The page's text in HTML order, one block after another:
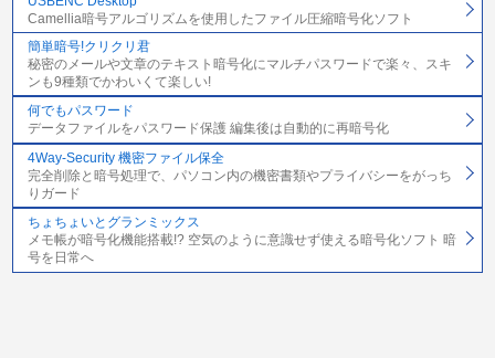
Camellia暗号アルゴリズムを使用したファイル圧縮暗号化ソフト
簡単暗号!クリクリ君
秘密のメールや文章のテキスト暗号化にマルチパスワードで楽々、スキ
ンも9種類でかわいくて楽しい!
何でもパスワード
データファイルをパスワード保護 編集後は自動的に再暗号化
4Way-Security 機密ファイル保全
完全削除と暗号処理で、パソコン内の機密書類やプライバシーをがっち
りガード
ちょちょいとグランミックス
メモ帳が暗号化機能搭載!? 空気のように意識せず使える暗号化ソフト 暗
号を日常へ